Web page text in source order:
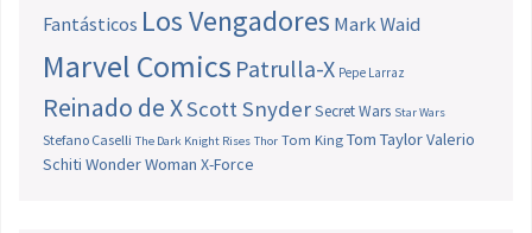
Fantásticos Los Vengadores Mark Waid
Marvel Comics Patrulla-X Pepe Larraz
Reinado de XScott SnyderSecret Wars Star Wars
Stefano Caselli The Dark Knight Rises Thor Tom King Tom TaylorValerio
Schiti Wonder Woman X-Force